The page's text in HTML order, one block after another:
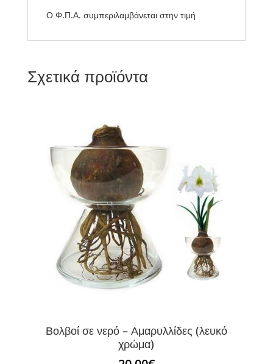
Ο Φ.Π.Α. συμπεριλαμβάνεται στην τιμή
Σχετικά προϊόντα
Βολβοί σε νερό – Αμαρυλλίδες (λευκό
χρώμα)